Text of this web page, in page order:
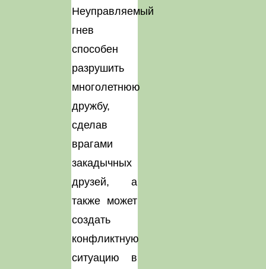
Неуправляемый
гнев
способен
разрушить
многолетнюю
дружбу,
сделав
врагами
закадычных
друзей, а
также может
создать
конфликтную
ситуацию в